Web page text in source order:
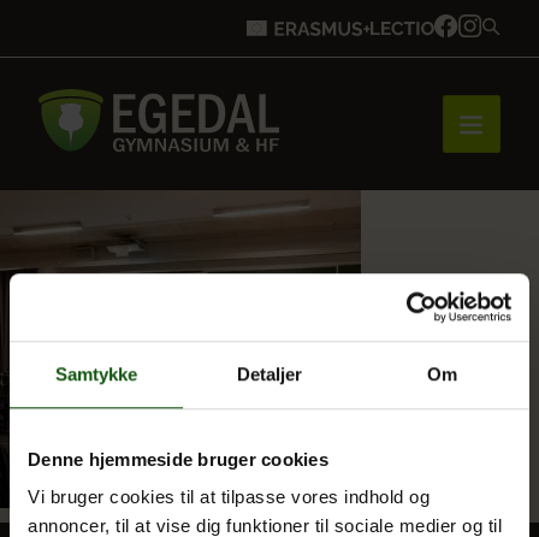
Samtykke Detaljer Om
Denne hjemmeside bruger cookies
Vi bruger cookies til at tilpasse vores indhold og
annoncer, til at vise dig funktioner til sociale medier og til
Forside
Brobygning
Vores uddannelser